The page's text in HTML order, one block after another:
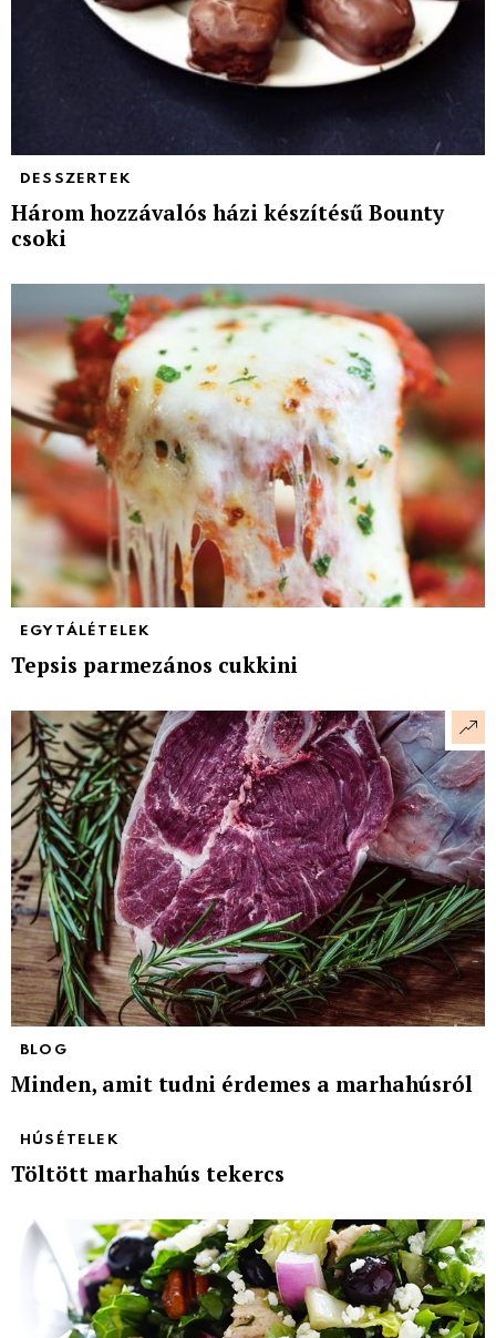
DESSZERTEK
Három hozzávalós házi készítésű Bounty
csoki
EGYTÁLÉTELEK
Tepsis parmezános cukkini
BLOG
Minden, amit tudni érdemes a marhahúsról
HÚSÉTELEK
Töltött marhahús tekercs